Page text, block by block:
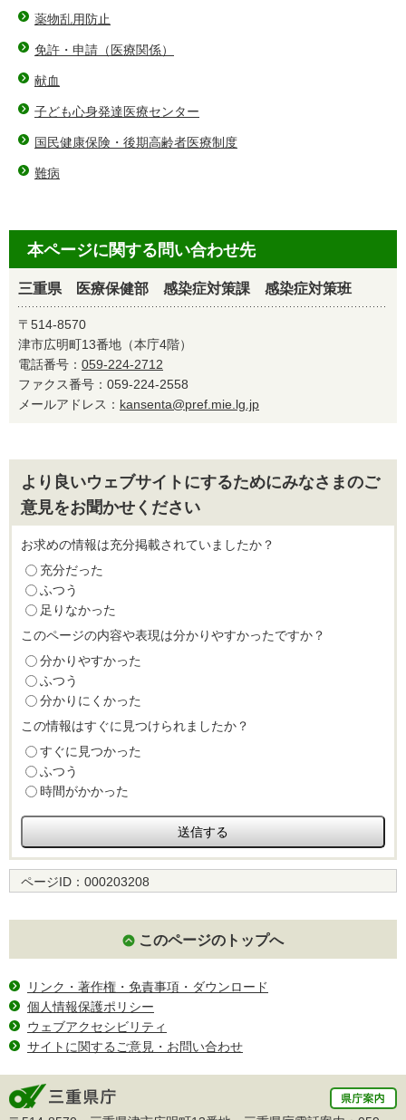
薬物乱用防止
免許・申請（医療関係）
献血
子ども心身発達医療センター
国民健康保険・後期高齢者医療制度
難病
本ページに関する問い合わせ先
三重県 医療保健部 感染症対策課 感染症対策班
〒514-8570
津市広明町13番地（本庁4階）
電話番号： 059-224-2712
ファクス番号：059-224-2558
メールアドレス： kansenta@pref.mie.lg.jp
より良いウェブサイトにするためにみなさまのご
意見をお聞かせください
お求めの情報は充分掲載されていましたか？
充分だった
ふつう
足りなかった
このページの内容や表現は分かりやすかったですか？
分かりやすかった
ふつう
分かりにくかった
この情報はすぐに見つけられましたか？
すぐに見つかった
ふつう
時間がかかった
ページID： 000203208
このページのトップへ
リンク・著作権・免責事項・ダウンロード
個人情報保護ポリシー
ウェブアクセシビリティ
サイトに関するご意見・お問い合わせ